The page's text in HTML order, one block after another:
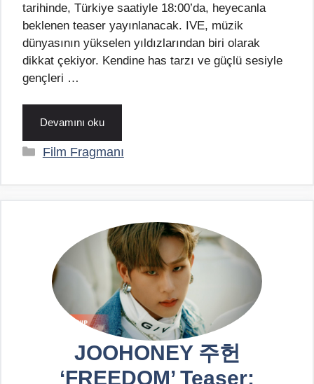
tarihinde, Türkiye saatiyle 18:00’da, heyecanla
beklenen teaser yayınlanacak. IVE, müzik
dünyasının yükselen yıldızlarından biri olarak
dikkat çekiyor. Kendine has tarzı ve güçlü sesiyle
gençleri …
Devamını oku
Kategoriler
Film Fragmanı
JOOHONEY 주헌
‘FREEDOM’ Teaser: